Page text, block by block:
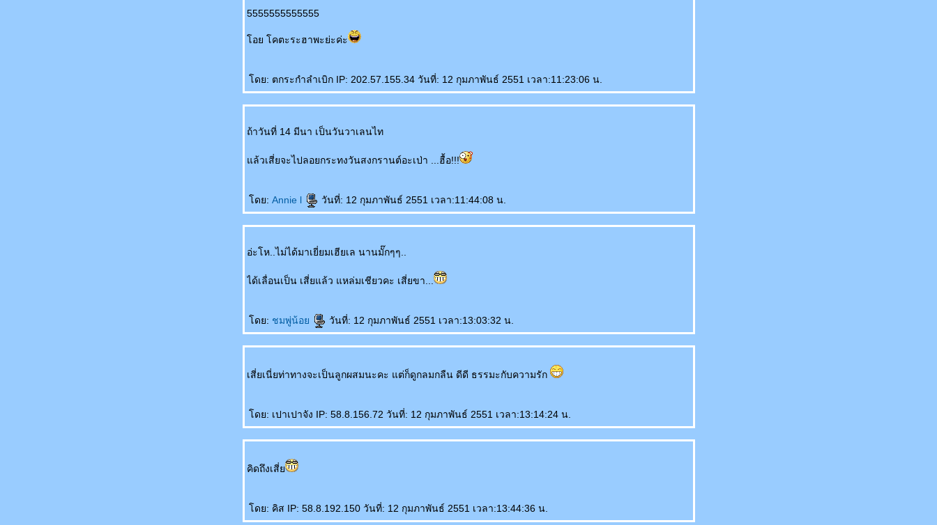
5555555555555
อย โคตะระฮาพะย่ะค่ะ
ดย: ตกระกำลำเบิก IP: 202.57.155.34 วันที่: 12 กุมภาพันธ์ 2551 เวลา:11:23:06 น.
ถ้าวันที่ 14 มีนา เป็นวันวาเลนไท
ล้วเสี่ยจะไปลอยกระทงวันสงกรานต์อะเป่า ...ฮื้อ!!!
ดย: Annie l วันที่: 12 กุมภาพันธ์ 2551 เวลา:11:44:08 น.
อ่ะโห..ไม่ได้มาเยี่ยมเฮียเล นานมั๊กๆๆ..
ได้เลื่อนเป็น เสี่ยแล้ว แหล่มเชียวคะ เสี่ยขา...
ดย: ชมพู่น้อ วันที่: 12 กุมภาพันธ์ 2551 เวลา:13:03:32 น.
เสี่ยเนี่ยท่าทางจะเป็นลูกผสมนะคะ แต่ก็ดูกลมกลืน ดีดี ธรรมะกับความรัก
ดย: เปาเปาจัง IP: 58.8.156.72 วันที่: 12 กุมภาพันธ์ 2551 เวลา:13:14:24 น.
คิดถึงเสี่
ดย: คิส IP: 58.8.192.150 วันที่: 12 กุมภาพันธ์ 2551 เวลา:13:44:36 น.